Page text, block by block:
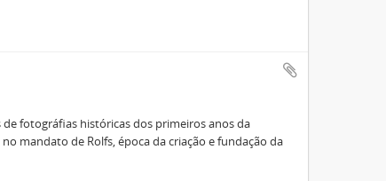
fotográfias históricas dos primeiros anos da
mandato de Rolfs, época da criação e fundação da